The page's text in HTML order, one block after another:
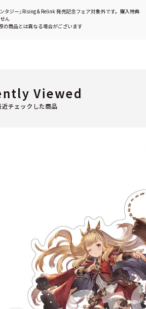
タジー』Rising & Relink 発売記念フェア対象外です。購入特典
ん
商品とは異なる場合がございます
近チェックした商品
Viewed